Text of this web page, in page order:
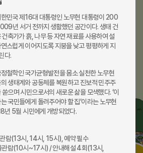
생가 깨어있는시민 문화체험전시관
의집 생태문화공원 봉하연수원
봉화산
한민국 제16대 대통령인 노무현 대통령이 200
년 서거 전까지 생활했던 공간이다. 생태 건
축가가 흙, 나무 등 자연 재료를 사용하여 설
스럽게 이어지도록 지붕을 낮고 평평하게 지
다.
철학인 국가균형발전을 몸소 실천한 노무현
생태계와 공동체를 복원하고 진보적 민주주
으며 시민으로서의 새로운 삶을 모색했다. ‘이
국민들에게 돌려주어야 할 집’이라는 노무현
년 5월 시민에게 개방되었다.
람(13시, 14시, 15시), 예약 필수
관람(10시~17시) / 안내해설 4회(13시,